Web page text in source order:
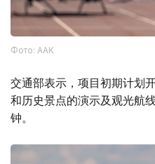
Фото: ААК
交通部表示，项目初期计划
和历史景点的演示及观光航
钟。